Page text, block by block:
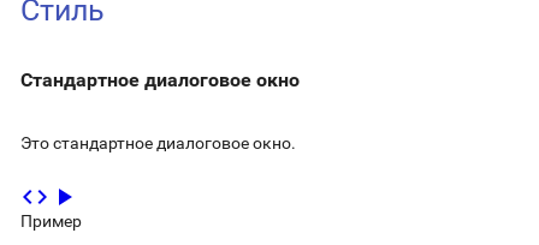
Стиль
Стандартное диалоговое окно
Это стандартное диалоговое окно.
code play_arrow
Пример